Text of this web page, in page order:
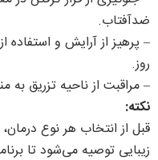
ضدآفتاب.
– پرهیز از آرایش و
روز.
– مراقبت از ناحیه تزریق به
نکته:
قبل از انتخاب هر نوع
زیبایی توصیه می‌شود تا